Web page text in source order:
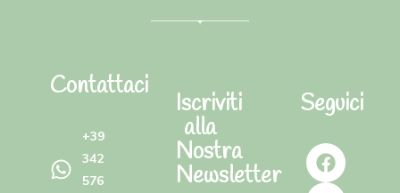
Contattaci
+39
342
576
Iscriviti
alla
Nostra
Newsletter
Seguici